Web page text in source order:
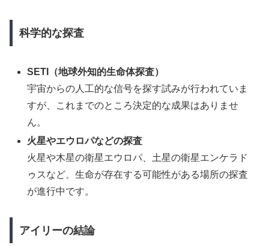
科学的な探査
SETI（地球外知的生命体探査）
宇宙からの人工的な信号を探す試みが行われていま
すが、これまでのところ決定的な成果はありませ
ん。
火星やエウロパなどの探査
火星や木星の衛星エウロパ、土星の衛星エンケラド
ゥスなど、生命が存在する可能性がある場所の探査
が進行中です。
アイリーの結論